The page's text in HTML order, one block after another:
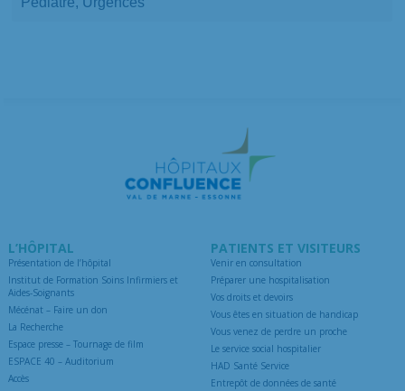
L’HÔPITAL
Présentation de l’hôpital
Institut de Formation Soins Infirmiers et
Aides-Soignants
Mécénat – Faire un don
La Recherche
Espace presse – Tournage de film
ESPACE 40 – Auditorium
Accès
PATIENTS ET VISITEURS
Venir en consultation
Préparer une hospitalisation
Vos droits et devoirs
Vous êtes en situation de handicap
Vous venez de perdre un proche
Le service social hospitalier
HAD Santé Service
Entrepôt de données de santé